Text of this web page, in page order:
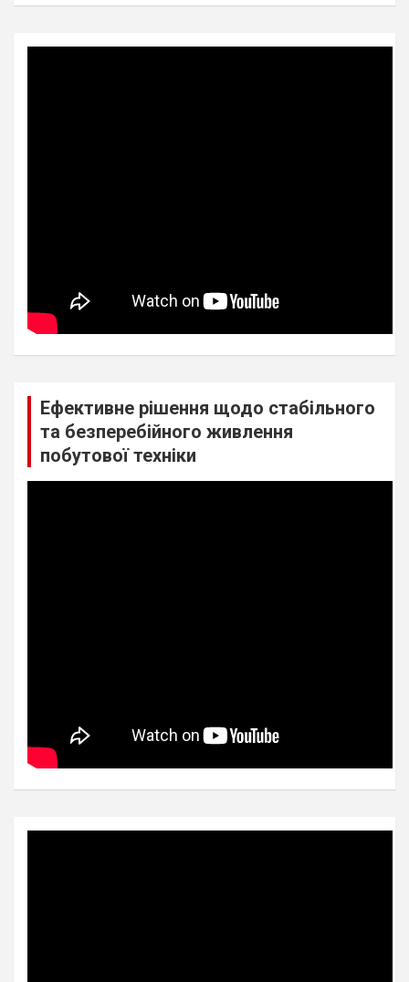
Ефективне рішення щодо стабільного
та безперебійного живлення
побутової техніки